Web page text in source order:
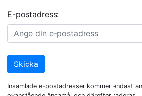
E-postadress:
Skicka
Insamlade e-postadresser kommer endast